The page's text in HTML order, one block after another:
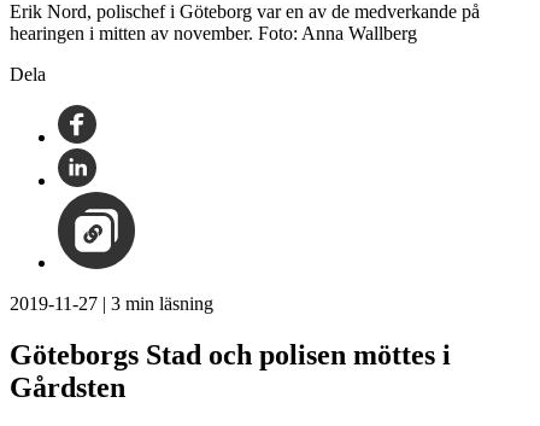
Erik Nord, polischef i Göteborg var en av de medverkande på
hearingen i mitten av november. Foto: Anna Wallberg
Dela
2019-11-27 | 3 min läsning
Göteborgs Stad och polisen möttes i
Gårdsten